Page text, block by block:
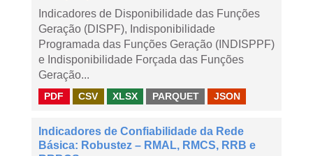
Indicadores de Disponibilidade das Funções
Geração (DISPF), Indisponibilidade
Programada das Funções Geração (INDISPPF)
e Indisponibilidade Forçada das Funções
Geração...
PDF CSV XLSX PARQUET JSON
Indicadores de Confiabilidade da Rede
Básica: Robustez – RMAL, RMCS, RRB e